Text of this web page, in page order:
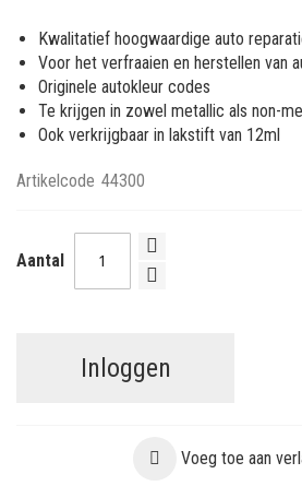
afbeeldingen-
gallerij
Kwalitatief hoogwaardige auto
Voor het verfraaien en herstellen van
Originele autokleur codes
Te krijgen in zowel metallic als non-
Ook verkrijgbaar in lakstift van 12ml
Artikelcode 44300
Aantal
Inloggen
Voeg toe aan